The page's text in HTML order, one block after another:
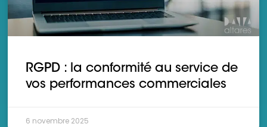
RGPD : la conformité au service de
vos performances commerciales
6 novembre 2025